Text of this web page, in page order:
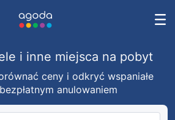
i inne miejsca na pobyt
ceny i odkryć wspaniałe
anulowaniem